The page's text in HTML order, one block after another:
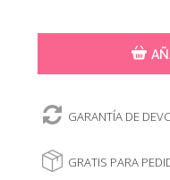
GARANTÍA DE
GRATIS PARA